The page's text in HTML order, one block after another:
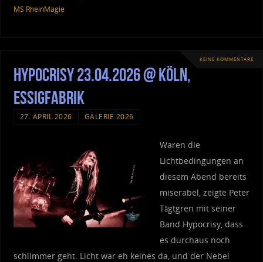
MS RheinMagie
KEINE KOMMENTARE
Hypocrisy 23.04.2026 @ Köln,
Essigfabrik
27. APRIL 2026 GALERIE 2026
Waren die
Lichtbedingungen an
diesem Abend bereits
miserabel, zeigte Peter
Tägtgren mit seiner
Band Hypocrisy, dass
es durchaus noch
schlimmer geht. Licht war eh keines da, und der Nebel